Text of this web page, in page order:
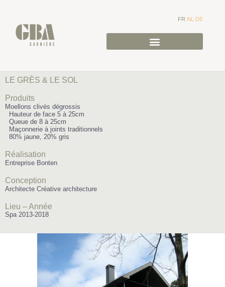
FR NL DE
LE GRÈS & LE SOL
Produits
Moellons clivés dégrossis
Hauteur de face 5 à 25cm
Queue de 8 à 25cm
Maçonnerie à joints traditionnels
80% jaune, 20% gris
Réalisation
Entreprise Bonten
Conception
Architecte Créative architecture
Lieu – Année
Spa 2013-2018